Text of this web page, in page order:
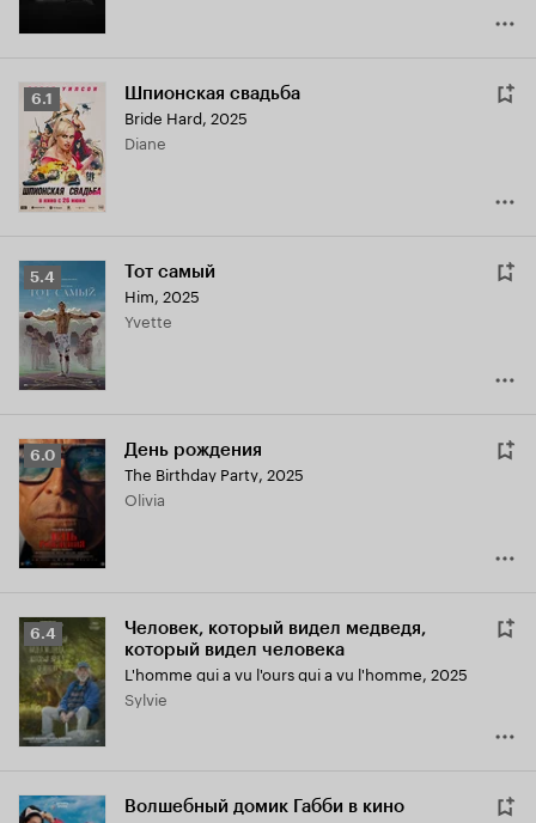
Рейтинг
Кинопоиска
6.1
6.1 Шпионская свадьба
Bride Hard, 2025
Diane
Рейтинг
Кинопоиска
5.4
5.4 Тот самый
Him, 2025
Yvette
Рейтинг
Кинопоиска
6.0
6.0 День рождения
The Birthday Party, 2025
Olivia
Рейтинг
Кинопоиска
6.4
6.4
Человек, который видел медведя,
который видел человека
L'homme qui a vu l'ours qui a vu l'homme, 2025
Sylvie
Волшебный домик Габби в кино